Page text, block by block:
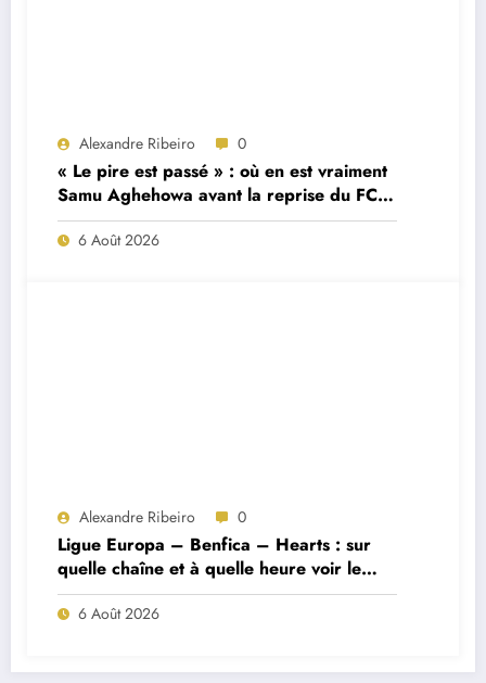
Alexandre Ribeiro 0
« Le pire est passé » : où en est vraiment
Samu Aghehowa avant la reprise du FC
Porto ?
6 Août 2026
Alexandre Ribeiro 0
Ligue Europa – Benfica – Hearts : sur
quelle chaîne et à quelle heure voir le
match ?
6 Août 2026